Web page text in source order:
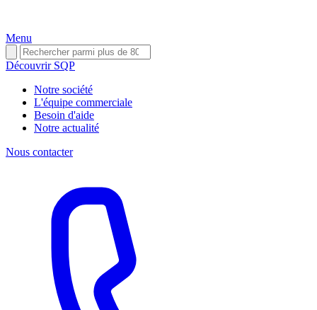
Menu
Découvrir SQP
Notre société
L'équipe commerciale
Besoin d'aide
Notre actualité
Nous contacter